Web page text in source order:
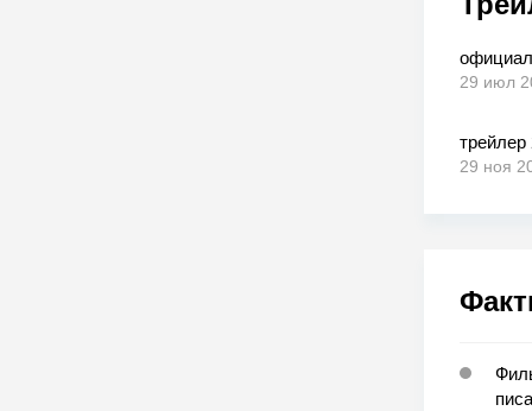
29 июл
трейлер
29 ноя